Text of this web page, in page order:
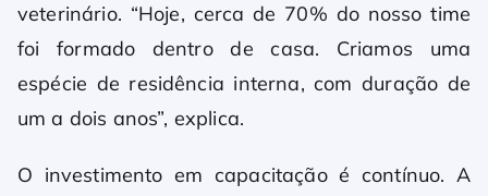
veterinário. “Hoje, cerca de 70% do nosso time
foi formado dentro de casa. Criamos uma
espécie de residência interna, com duração de
um a dois anos”, explica.
O investimento em capacitação é contínuo. A